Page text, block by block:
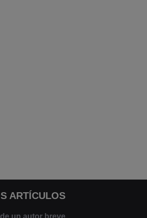
ARTÍCULOS
un autor breve